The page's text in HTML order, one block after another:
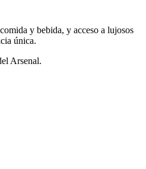
y bebida, y acceso a lujosos
única.
Arsenal.